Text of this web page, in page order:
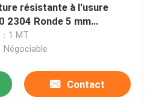
résistante à l'usure
2304 Ronde 5 mm
1 MT
Négociable
Contact